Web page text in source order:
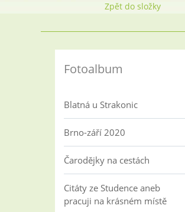
Zpět do složky
Fotoalbum
Blatná u Strakonic
Brno-září 2020
Čarodějky na cestách
Citáty ze Studence aneb
pracuji na krásném místě